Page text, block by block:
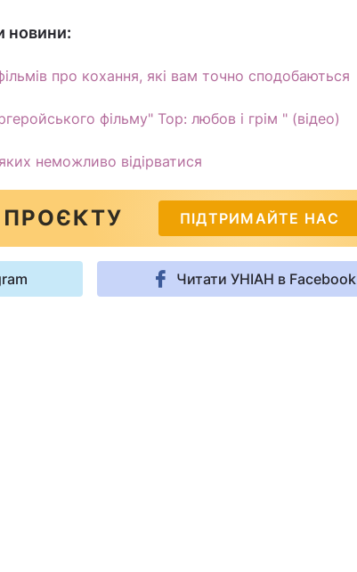
новини:
про кохання, які вам точно сподобаються
фільму" Тор: любов і грім " (відео)
неможливо відірватися
ПІДТРИМАЙТЕ НАС
Читати УНІАН в Facebook